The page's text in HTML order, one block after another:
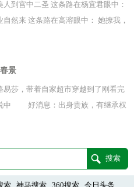
人到宫中二圣 这条路在杨宜君眼中：
然来 这条路在高溶眼中： 她撩我，
.jpg
景
易莎，带着自家超市穿越到了刚看完
中 好消息：出身贵族，有继承权
这可是中世纪啊！！！ 虽
的文明进步，所以拉踩之前的时代
世纪的确不怎么‘宜居’ 脏乱
乏、黑暗料理、文化禁锢、医学胡
索 神马搜索 360搜索 今日头条